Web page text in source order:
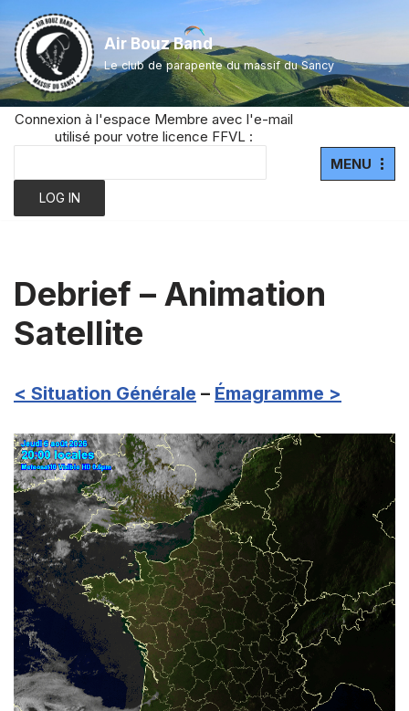
Aller
au
contenu
Air Bouz Band
Le club de parapente du massif du Sancy
Connexion à l'espace Membre avec l'e-mail
utilisé pour votre licence FFVL :
MENU
Debrief – Animation
Satellite
< Situation Générale – Émagramme >